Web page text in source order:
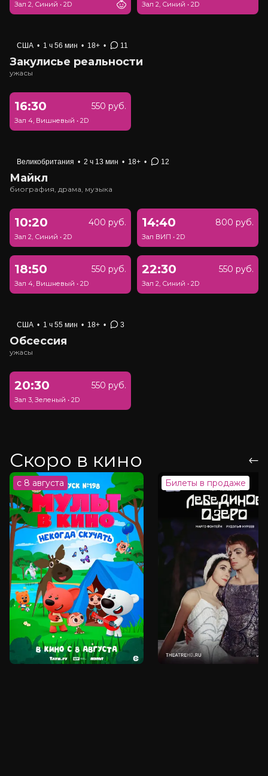
Зал 2, Синий • 2D Зал 2, Синий • 2D
США • 1 ч 56 мин • 18+ • 11
Закулисье реальности
ужасы
16:30 550 руб.
Зал 4, Вишневый • 2D
Великобритания • 2 ч 13 мин • 18+ • 12
Майкл
биография, драма, музыка
10:20 400 руб.
Зал 2, Синий • 2D
14:40 800 руб.
Зал ВИП • 2D
18:50 550 руб.
Зал 4, Вишневый • 2D
22:30 550 руб.
Зал 2, Синий • 2D
США • 1 ч 55 мин • 18+ • 3
Обсессия
ужасы
20:30 550 руб.
Зал 3, Зеленый • 2D
Скоро в кино
с 8 августа Билеты в продаже